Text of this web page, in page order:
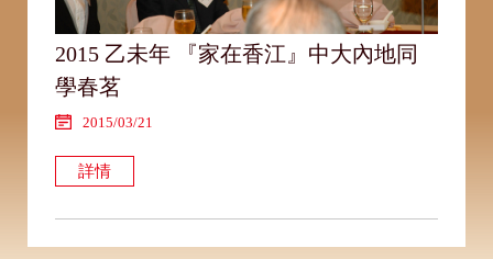
2015 乙未年 『家在香江』中大內地同
學春茗
2015/03/21
詳情